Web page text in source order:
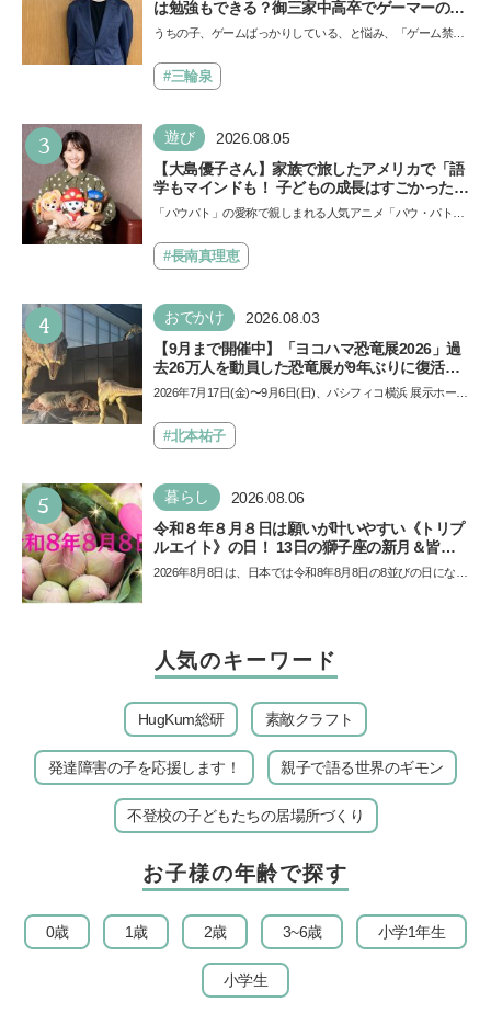
は勉強もできる？御三家中高卒でゲーマーの医
師・阿部智史さんが教えるゲームしながら受験
うちの子、ゲームばっかりしている、と悩み、「ゲーム禁
も…#三輪泉
3 遊び 2026.08.05
【大島優子さん】家族で旅したアメリカで「語
学もマインドも！ 子どもの成長はすごかった」
声優をつとめた映画『パウ・パトロール ザ・ダ
できると子どもに知ってほしい
「パウパト」の愛称で親しまれる人気アニメ「パウ・パトロ
ザ…#長南真理恵
4 おでかけ 2026.08.03
【9月まで開催中】「ヨコハマ恐竜展2026」過
去26万人を動員した恐竜展が9年ぶりに復活！
夏休みのおでかけで楽しむポイントを完全ガイ
2026年7月17日(金)〜9月6日(日)、パシフィコ横浜 展示ホール
催…#北本祐子
5 暮らし 2026.08.06
令和８年８月８日は願いが叶いやすい《トリプ
ルエイト》の日！ 13日の獅子座の新月＆皆既
日食の影響にも注目
2026年8月8日は、日本では令和8年8月8日の8並びの日になり
人気のキーワード
HugKum総研 素敵クラフト
発達障害の子を応援します！ 親子で語る世界のギモン
不登校の子どもたちの居場所づくり
お子様の年齢で探す
0歳 1歳 2歳 3~6歳 小学1年生
小学生